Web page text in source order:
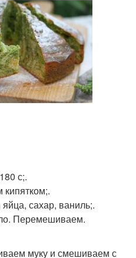
с;.
кипятком;.
сахар, ваниль;.
Перемешиваем.
муку и смешиваем с